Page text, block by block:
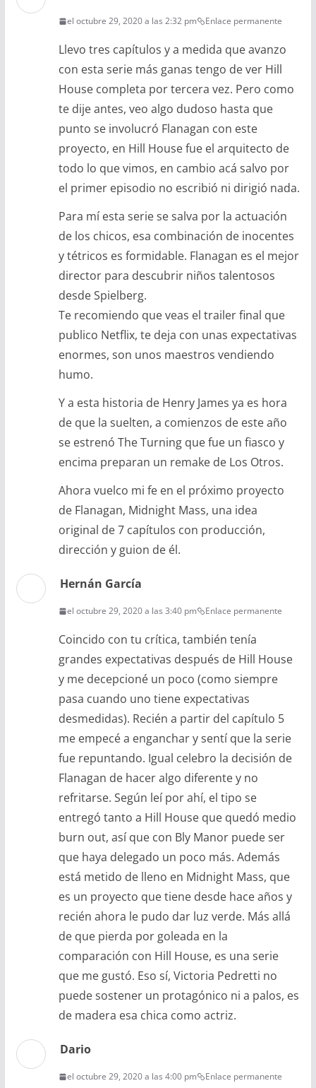
el octubre 29, 2020 a las 2:32 pm Enlace permanente
Llevo tres capítulos y a medida que avanzo
con esta serie más ganas tengo de ver Hill
House completa por tercera vez. Pero como
te dije antes, veo algo dudoso hasta que
punto se involucró Flanagan con este
proyecto, en Hill House fue el arquitecto de
todo lo que vimos, en cambio acá salvo por
el primer episodio no escribió ni dirigió nada.
Para mí esta serie se salva por la actuación
de los chicos, esa combinación de inocentes
y tétricos es formidable. Flanagan es el mejor
director para descubrir niños talentosos
desde Spielberg.
Te recomiendo que veas el trailer final que
publico Netflix, te deja con unas expectativas
enormes, son unos maestros vendiendo
humo.
Y a esta historia de Henry James ya es hora
de que la suelten, a comienzos de este año
se estrenó The Turning que fue un fiasco y
encima preparan un remake de Los Otros.
Ahora vuelco mi fe en el próximo proyecto
de Flanagan, Midnight Mass, una idea
original de 7 capítulos con producción,
dirección y guion de él.
Hernán García
el octubre 29, 2020 a las 3:40 pm Enlace permanente
Coincido con tu crítica, también tenía
grandes expectativas después de Hill House
y me decepcioné un poco (como siempre
pasa cuando uno tiene expectativas
desmedidas). Recién a partir del capítulo 5
me empecé a enganchar y sentí que la serie
fue repuntando. Igual celebro la decisión de
Flanagan de hacer algo diferente y no
refritarse. Según leí por ahí, el tipo se
entregó tanto a Hill House que quedó medio
burn out, así que con Bly Manor puede ser
que haya delegado un poco más. Además
está metido de lleno en Midnight Mass, que
es un proyecto que tiene desde hace años y
recién ahora le pudo dar luz verde. Más allá
de que pierda por goleada en la
comparación con Hill House, es una serie
que me gustó. Eso sí, Victoria Pedretti no
puede sostener un protagónico ni a palos, es
de madera esa chica como actriz.
Dario
el octubre 29, 2020 a las 4:00 pm Enlace permanente